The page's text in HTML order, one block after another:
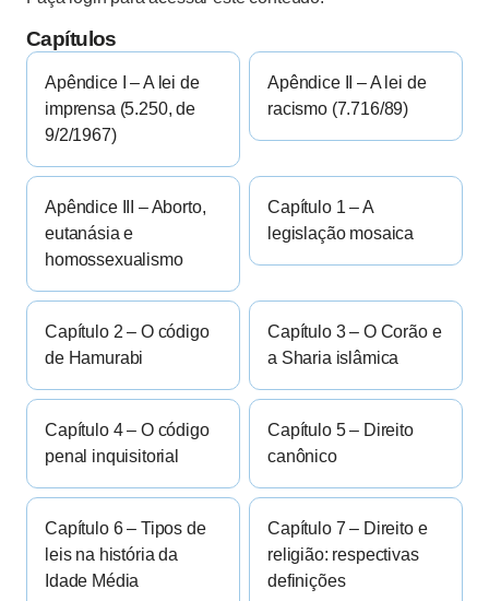
Capítulos
Apêndice I – A lei de
imprensa (5.250, de
9/2/1967)
Apêndice II – A lei de
racismo (7.716/89)
Apêndice III – Aborto,
eutanásia e
homossexualismo
Capítulo 1 – A
legislação mosaica
Capítulo 2 – O código
de Hamurabi
Capítulo 3 – O Corão e
a Sharia islâmica
Capítulo 4 – O código
penal inquisitorial
Capítulo 5 – Direito
canônico
Capítulo 6 – Tipos de
leis na história da
Idade Média
Capítulo 7 – Direito e
religião: respectivas
definições